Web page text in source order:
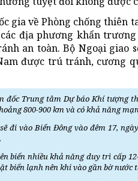
gia về Phòng chống thiên
các địa phương khẩn
an toàn. Bộ Ngoại giao
được trú tránh, cương
đốc Trung tâm Dự báo Khí tượng
800-900 km và có khả năng
đi vào Biển Đông vào đêm 17,
biển nhiều khả năng duy trì cấp
biển lạnh nên khi vào gần bờ nước